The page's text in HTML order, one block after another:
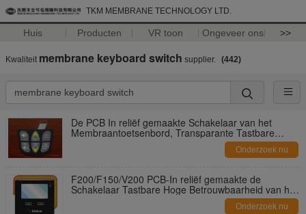
TKM MEMBRANE TECHNOLOGY LTD.
Huis Producten VR toon Ongeveer ons >>
Kwaliteit membrane keyboard switch supplier. (442)
De PCB In reliëf gemaakte Schakelaar van het
Membraantoetsenbord, Transparante Tastbare
Onderzoek nu
F200/F150/V200 PCB-In reliëf gemaakte de
Schakelaar Tastbare Hoge Betrouwbaarheid van het
Onderzoek nu